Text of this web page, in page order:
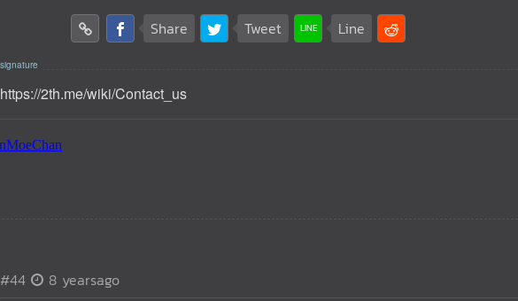
Share Tweet Line
https://2th.me/wiki/Contact_us
#44 8 yearsago